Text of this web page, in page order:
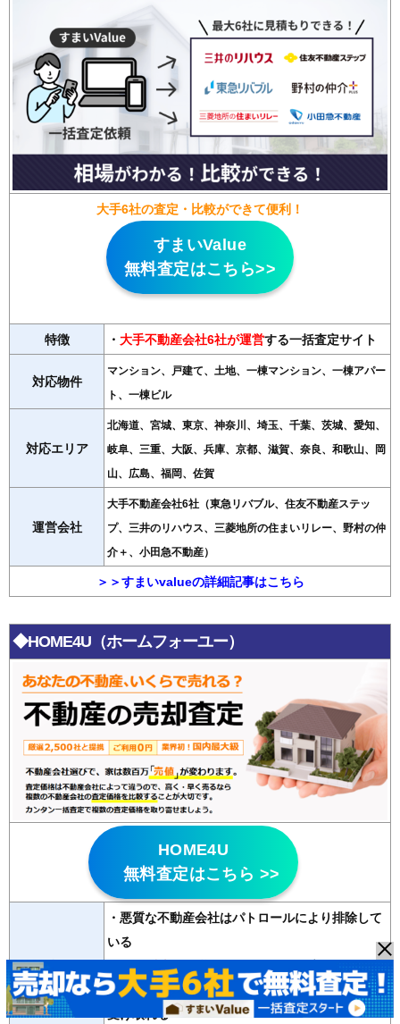
大手6社の査定・比較ができて便利！
すまいValue
無料査定はこちら>>
特徴 ・ 大手不動産会社6社が運営する一括査定サイト
対応物件
マンション、戸建て、土地、一棟マンション、一棟アパー
ト、一棟ビル
対応エリア
北海道、宮城、東京、神奈川、埼玉、千葉、茨城、愛知、
岐阜、三重、大阪、兵庫、京都、滋賀、奈良、和歌山、岡
山、広島、福岡、佐賀
運営会社
大手不動産会社6社（東急リバブル、住友不動産ステッ
プ、三井のリハウス、三菱地所の住まいリレー、野村の仲
介＋、小田急不動産）
＞＞すまいvalueの詳細記事はこちら
◆HOME4U（ホームフォーユー）
HOME4U
無料査定はこちら >>
・悪質な不動産会社はパトロールにより排除して
いる
20年以上の運営歴 があり信頼性が高い
・2500社の登録会社から最大6社の査定が無料で
受け取れる